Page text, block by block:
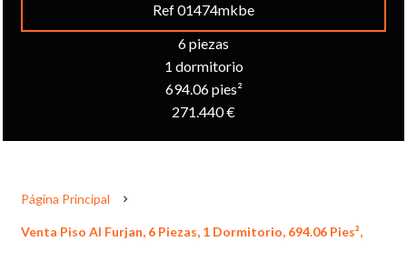
Ref 01474mkbe
6 piezas
1 dormitorio
694.06 pies²
271.440 €
Página Principal
Venta Piso Al Furjan, 6 Piezas, 1 Dormitorio, 694.06 Pies²,